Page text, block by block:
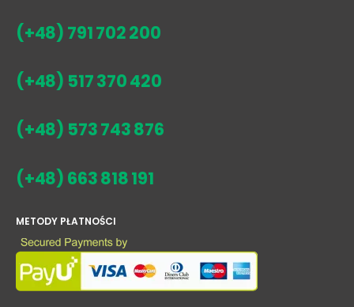
(+48) 791 702 200
(+48) 517 370 420
(+48) 573 743 876
(+48) 663 818 191
METODY PŁATNOŚCI